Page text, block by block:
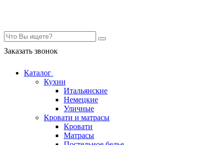
Заказать звонок
Каталог
Кухни
Итальянские
Немецкие
Уличные
Кровати и матрасы
Кровати
Матрасы